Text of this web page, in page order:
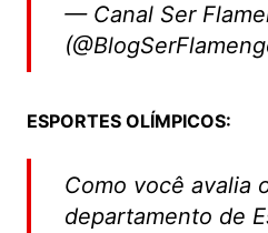
— Canal Ser
ESPORTES OLÍMPICOS:
Como você avalia
departamento de